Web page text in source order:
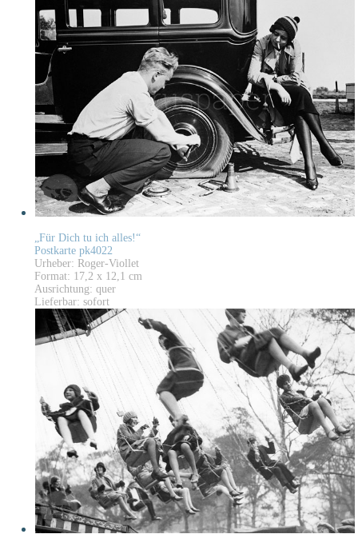
„Für Dich tu ich alles!“
Postkarte pk4022
Urheber: Roger-Viollet
Format: 17,2 x 12,1 cm
Ausrichtung: quer
Lieferbar: sofort